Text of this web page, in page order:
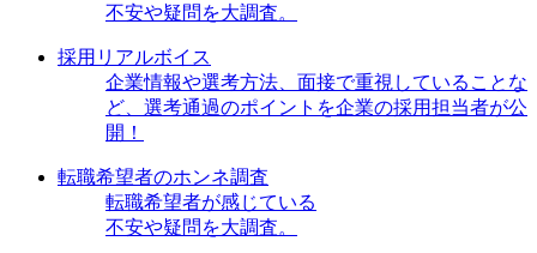
不安や疑問を大調査。
採用リアルボイス
企業情報や選考方法、面接で重視していることな
ど、選考通過のポイントを企業の採用担当者が公
開！
転職希望者のホンネ調査
転職希望者が感じている
不安や疑問を大調査。